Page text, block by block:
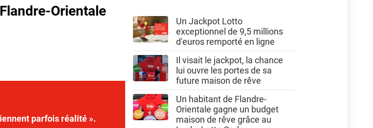
Orientale
parfois réalité ».
Un Jackpot Lotto
exceptionnel de 9,5 millions
d'euros remporté en ligne
Il visait le jackpot, la chance
lui ouvre les portes de sa
future maison de rêve
Un habitant de Flandre-
Orientale gagne un budget
maison de rêve grâce au